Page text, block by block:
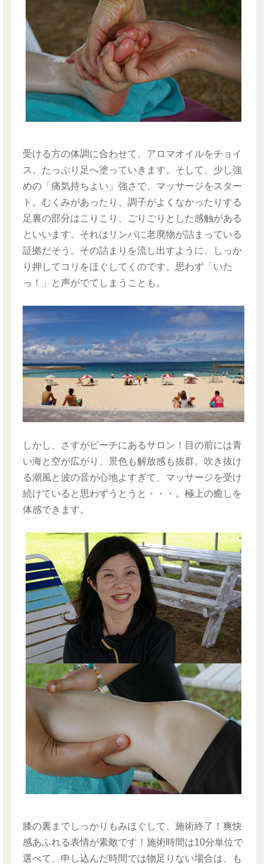
受ける方の体調に合わせて、アロマオイルをチョイ
ス。たっぷり足へ塗っていきます。そして、少し強
めの「痛気持ちよい」強さで、マッサージをスター
ト。むくみがあったり、調子がよくなかったりする
足裏の部分はこりこり、ごりごりとした感触がある
といいます。それはリンパに老廃物が詰まっている
証拠だそう。その詰まりを流し出すように、しっか
り押してコリをほぐしてくのです。思わず「いた
っ！」と声がでてしまうことも。
しかし、さすがビーチにあるサロン！目の前には青
い海と空が広がり、景色も解放感も抜群。吹き抜け
る潮風と波の音が心地よすぎて、マッサージを受け
続けていると思わずうとうと・・・。極上の癒しを
体感できます。
膝の裏までしっかりもみほぐして、施術終了！爽快
感あふれる表情が素敵です！施術時間は10分単位で
選べて、申し込んだ時間では物足りない場合は、も